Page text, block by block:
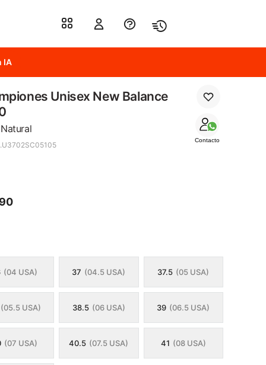
IA
Unisex New Balance
Contacto
(04 USA) 37 (04.5 USA) 37.5 (05 USA)
(05.5 USA) 38.5 (06 USA) 39 (06.5 USA)
(07 USA) 40.5 (07.5 USA) 41 (08 USA)